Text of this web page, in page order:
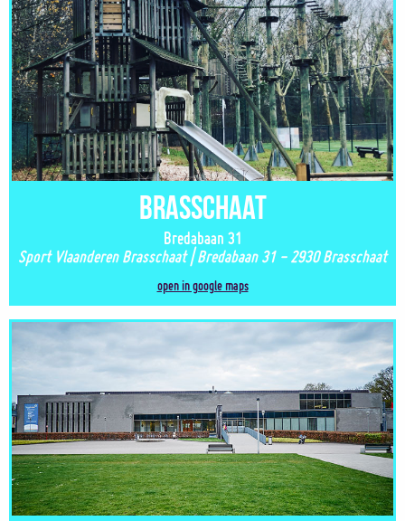
Brasschaat
Bredabaan 31
Sport Vlaanderen Brasschaat | Bredabaan 31 - 2930 Brasschaat
open in google maps